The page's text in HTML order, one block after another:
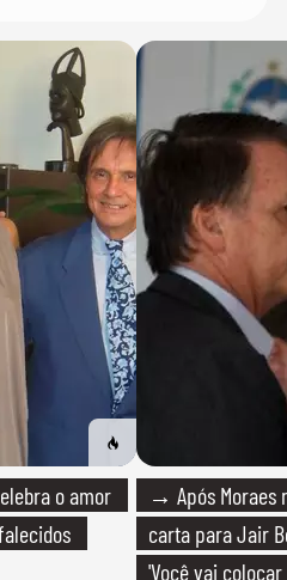
o amor
→ Após Moraes
carta para Jair
'Você vai